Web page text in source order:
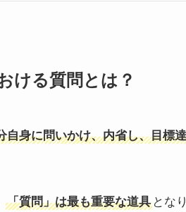
ける質問とは？
自身に問いかけ、内省し、目標
「質問」は最も重要な道具 とな